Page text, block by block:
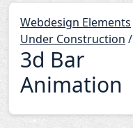
Webdesign Elements
Under Construction /
3d Bar
Animation